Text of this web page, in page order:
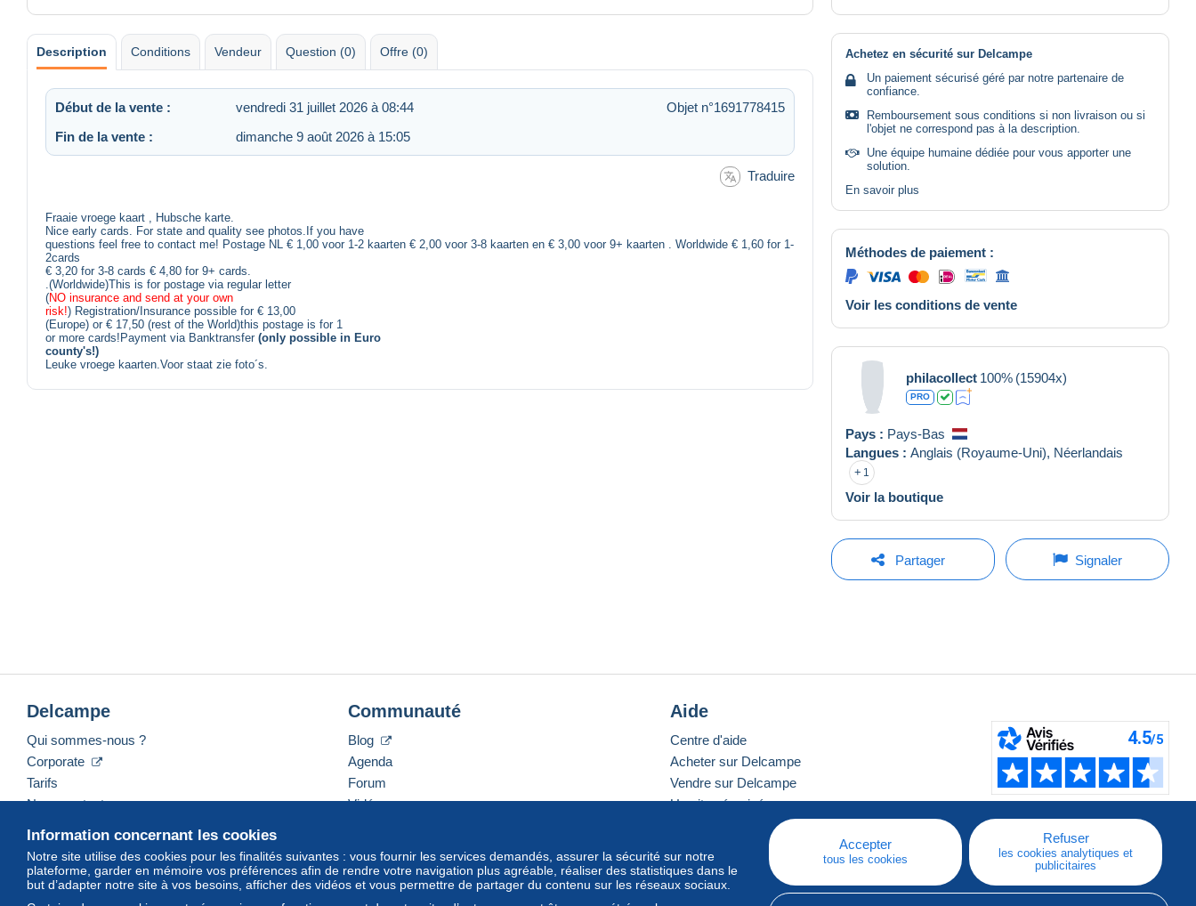
Description Conditions Vendeur Question (0) Offre (0)
Début de la vente : vendredi 31 juillet 2026 à 08:44
Objet n°1691778415
Fin de la vente :
dimanche 9 août 2026 à 15:05
Traduire
Fraaie vroege kaart , Hubsche karte.
Nice early cards. For state and quality see photos.If you have
questions feel free to contact me! Postage NL € 1,00 voor 1-2 kaarten € 2,00 voor 3-8 kaarten en € 3,00 voor 9+ kaarten . Worldwide € 1,60 for 1-
2cards
€ 3,20 for 3-8 cards € 4,80 for 9+ cards.
.(Worldwide)This is for postage via regular letter
(NO insurance and send at your own
risk!) Registration/Insurance possible for € 13,00
(Europe) or € 17,50 (rest of the World)this postage is for 1
or more cards!Payment via Banktransfer (only possible in Euro
county's!)
Leuke vroege kaarten.Voor staat zie foto´s.
Achetez en sécurité sur Delcampe
Un paiement sécurisé géré par notre partenaire de
confiance.
Remboursement sous conditions si non livraison ou si
l'objet ne correspond pas à la description.
Une équipe humaine dédiée pour vous apporter une
solution.
En savoir plus
Méthodes de paiement :
Voir les conditions de vente
philacollect 100% (15904x)
PRO
Pays : Pays-Bas
Langues : Anglais (Royaume-Uni), Néerlandais
1
Voir la boutique
Partager Signaler
Information concernant les cookies
Notre site utilise des cookies pour les finalités suivantes : vous fournir les services demandés, assurer la sécurité sur notre
plateforme, garder en mémoire vos préférences afin de rendre votre navigation plus agréable, réaliser des statistiques dans le
but d’adapter notre site à vos besoins, afficher des vidéos et vous permettre de partager du contenu sur les réseaux sociaux.
Accepter
tous les cookies
Refuser
les cookies analytiques et
publicitaires
Delcampe
Qui sommes-nous ?
Corporate
Tarifs
Nous contacter
Communauté
Blog
Agenda
Forum
Vidéos
Aide
Centre d'aide
Acheter sur Delcampe
Vendre sur Delcampe
Un site sécurisé
Français USD America/Indiana/Vevay Mode standard